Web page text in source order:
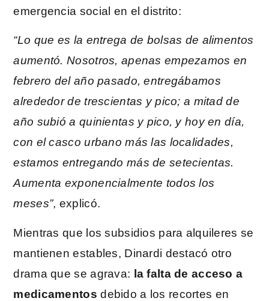
emergencia social en el distrito:
“Lo que es la entrega de bolsas de alimentos
aumentó. Nosotros, apenas empezamos en
febrero del año pasado, entregábamos
alrededor de trescientas y pico; a mitad de
año subió a quinientas y pico, y hoy en día,
con el casco urbano más las localidades,
estamos entregando más de setecientas.
Aumenta exponencialmente todos los
meses”, explicó.
Mientras que los subsidios para alquileres se
mantienen estables, Dinardi destacó otro
drama que se agrava: la falta de acceso a
medicamentos debido a los recortes en